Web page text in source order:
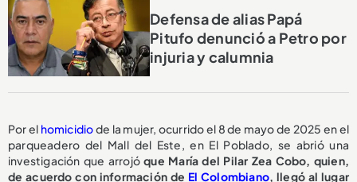
Defensa de alias Papá
Pitufo denunció a Petro por
injuria y calumnia
Por el homicidiode la mujer, ocurrido el 8 de mayo de 2025 en el
parqueadero del Mall del Este, en El Poblado, se abrió una
investigación que arrojóque María del Pilar Zea Cobo, quien,
de acuerdo con información de El Colombiano, llegó al lugar